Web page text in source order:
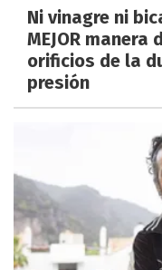
Ni vinagre ni
MEJOR
orificios de la
presión